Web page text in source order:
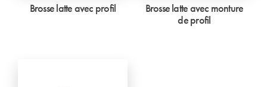
Brosse latte avec profil
Brosse latte avec monture
de profil